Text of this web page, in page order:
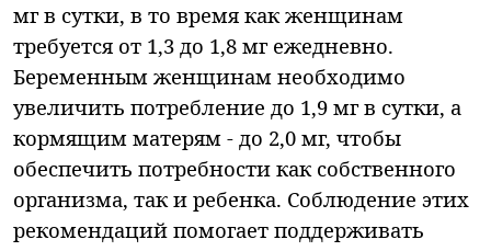
мг в сутки, в то время как женщинам
требуется от 1,3 до 1,8 мг ежедневно.
Беременным женщинам необходимо
увеличить потребление до 1,9 мг в сутки, а
кормящим матерям - до 2,0 мг, чтобы
обеспечить потребности как собственного
организма, так и ребенка. Соблюдение этих
рекомендаций помогает поддерживать